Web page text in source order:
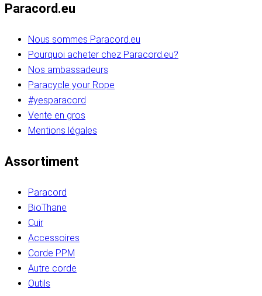
Paracord.eu
Nous sommes Paracord.eu
Pourquoi acheter chez Paracord.eu?
Nos ambassadeurs
Paracycle your Rope
#yesparacord
Vente en gros
Mentions légales
Assortiment
Paracord
BioThane
Cuir
Accessoires
Corde PPM
Autre corde
Outils